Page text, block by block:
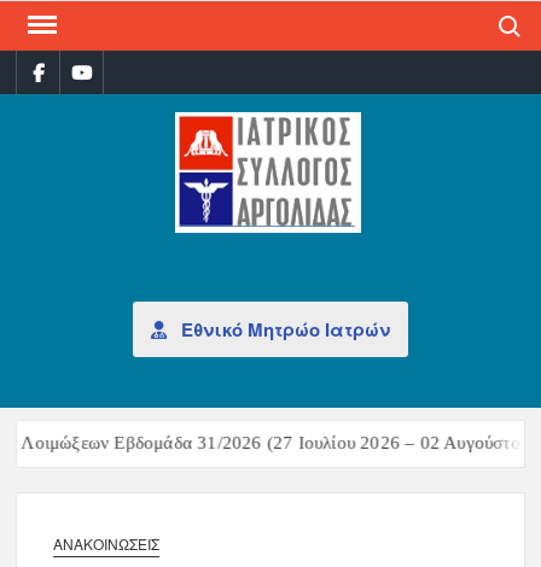
Εθνικό Μητρώο Ιατρών
Εβδομάδα 31/2026 (27 Ιουλίου 2026 – 02 Αυγούστου
ΑΝΑΚΟΙΝΏΣΕΙΣ